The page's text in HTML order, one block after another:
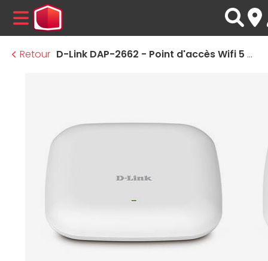
MENU
Retour
D-Link DAP-2662 - Point d'accès Wifi 5 Wave 2 - AC1200